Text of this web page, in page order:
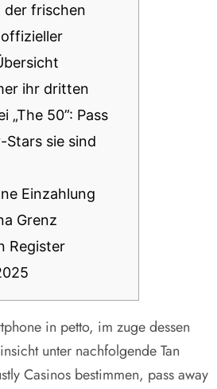
frischen
ihr dritten
„The 50”: Pass
Stars sie sind
Einzahlung
Grenz
Register
in petto, im zuge dessen
unter nachfolgende Tan
Casinos bestimmen, pass away